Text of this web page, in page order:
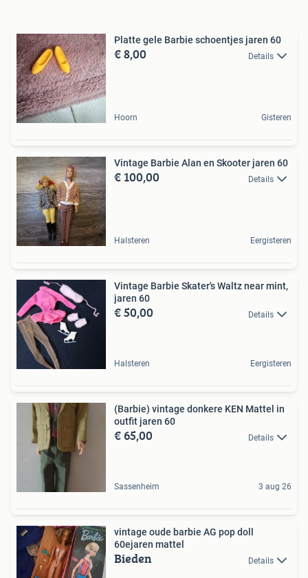
Platte gele Barbie schoentjes jaren 60
€ 8,00 Details
Hoorn Gisteren
Vintage Barbie Alan en Skooter jaren 60
€ 100,00 Details
Halsteren Eergisteren
Vintage Barbie Skater's Waltz near mint,
jaren 60
€ 50,00 Details
Halsteren Eergisteren
(Barbie) vintage donkere KEN Mattel in
outfit jaren 60
€ 65,00 Details
Sassenheim 3 aug 26
vintage oude barbie AG pop doll
60ejaren mattel
Bieden Details